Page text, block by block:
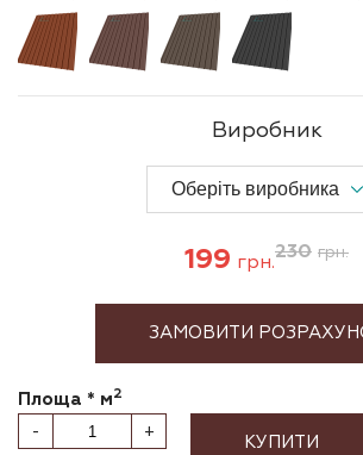
Виробник
199 грн.230 грн.
ЗАМОВИТИ
Площа * м2
- + КУПИТИ